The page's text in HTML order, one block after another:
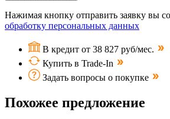
Нажимая кнопку отправить заявку вы
обработку персональных данных
В кредит от 38 827 руб/мес.
Купить в Trade-In
Задать вопросы о покупке
Похожее предложение